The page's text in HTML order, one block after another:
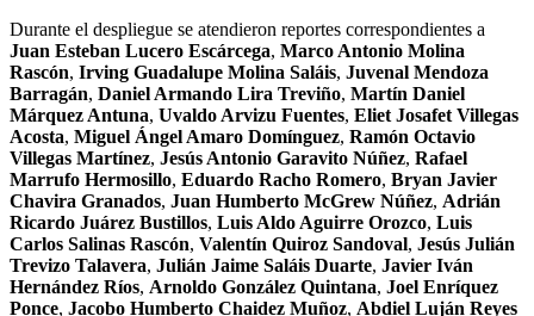
Durante el despliegue se atendieron reportes correspondientes a
Juan Esteban Lucero Escárcega, Marco Antonio Molina
Rascón, Irving Guadalupe Molina Saláis, Juvenal Mendoza
Barragán, Daniel Armando Lira Treviño, Martín Daniel
Márquez Antuna, Uvaldo Arvizu Fuentes, Eliet Josafet Villegas
Acosta, Miguel Ángel Amaro Domínguez, Ramón Octavio
Villegas Martínez, Jesús Antonio Garavito Núñez, Rafael
Marrufo Hermosillo, Eduardo Racho Romero, Bryan Javier
Chavira Granados, Juan Humberto McGrew Núñez, Adrián
Ricardo Juárez Bustillos, Luis Aldo Aguirre Orozco, Luis
Carlos Salinas Rascón, Valentín Quiroz Sandoval, Jesús Julián
Trevizo Talavera, Julián Jaime Saláis Duarte, Javier Iván
Hernández Ríos, Arnoldo González Quintana, Joel Enríquez
Ponce, Jacobo Humberto Chaidez Muñoz, Abdiel Luján Reyes